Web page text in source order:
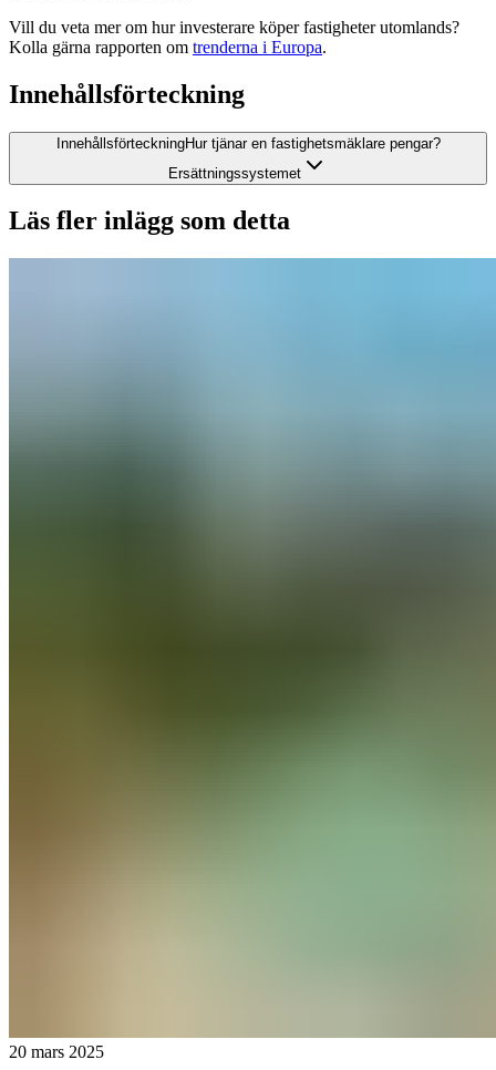
Vill du veta mer om hur investerare köper fastigheter utomlands?
Kolla gärna rapporten om trenderna i Europa.
Innehållsförteckning
InnehållsförteckningHur tjänar en fastighetsmäklare pengar?
Ersättningssystemet
Läs fler inlägg som detta
20 mars 2025